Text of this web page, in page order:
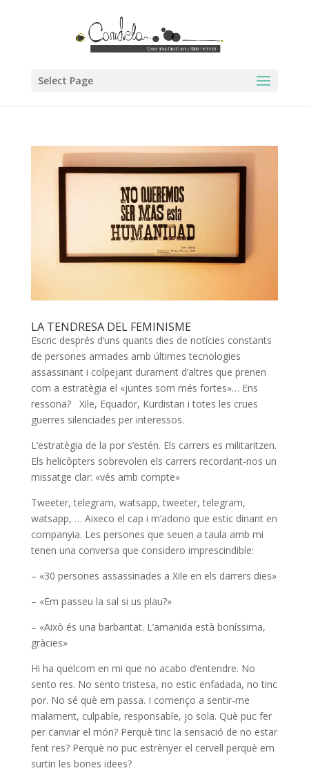
Select Page
LA TENDRESA DEL FEMINISME
Escric després d’uns quants dies de notícies constants
de persones armades amb últimes tecnologies
assassinant i colpejant durament d’altres que prenen
com a estratègia el «juntes som més fortes»… Ens
ressona? Xile, Equador, Kurdistan i totes les crues
guerres silenciades per interessos.
L’estratègia de la por s’estén. Els carrers es militaritzen.
Els helicòpters sobrevolen els carrers recordant-nos un
missatge clar: «vés amb compte»
Tweeter, telegram, watsapp, tweeter, telegram,
watsapp, … Aixeco el cap i m’adono que estic dinant en
companyia. Les persones que seuen a taula amb mi
tenen una conversa que considero imprescindible:
– «30 persones assassinades a Xile en els darrers dies»
– «Em passeu la sal si us plau?»
– «Això és una barbaritat. L’amanida està boníssima,
gràcies»
Hi ha quelcom en mi que no acabo d’entendre. No
sento res. No sento tristesa, no estic enfadada, no tinc
por. No sé què em passa. I començo a sentir-me
malament, culpable, responsable, jo sola. Què puc fer
per canviar el món? Perquè tinc la sensació de no estar
fent res? Perquè no puc estrènyer el cervell perquè em
surtin les bones idees?